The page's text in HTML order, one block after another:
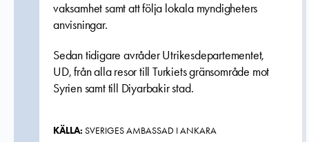
vaksamhet samt att följa lokala myndigheters
anvisningar.
Sedan tidigare avråder Utrikesdepartementet,
UD, från alla resor till Turkiets gränsområde mot
Syrien samt till Diyarbakir stad.
KÄLLA: SVERIGES AMBASSAD I ANKARA